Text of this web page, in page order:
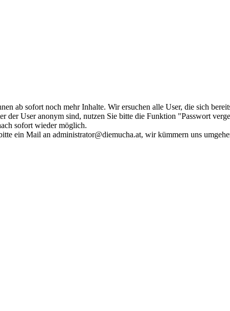
ab sofort noch mehr Inhalte. Wir ersuchen alle User, die sich
der User anonym sind, nutzen Sie bitte die Funktion "Passwort
sofort wieder möglich.
ein Mail an administrator@diemucha.at, wir kümmern uns